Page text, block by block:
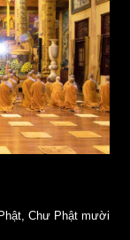
Chư Phật mười